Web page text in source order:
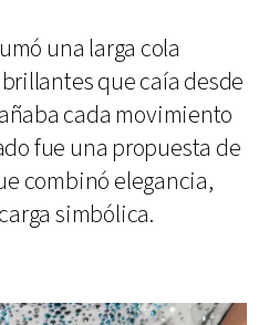
una larga cola
que caía desde
cada movimiento
fue una propuesta de
combinó elegancia,
simbólica.